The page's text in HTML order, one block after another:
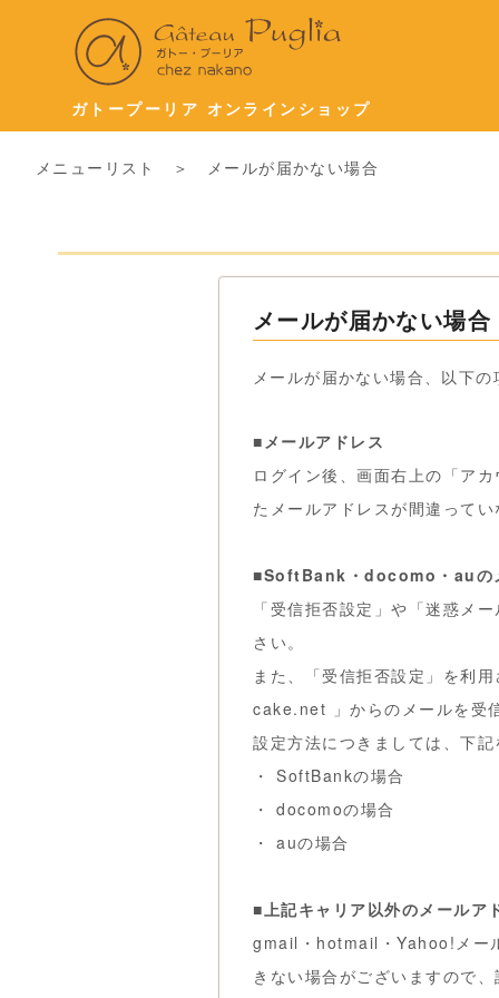
ガトープーリア オンラインショップ
メニューリスト ＞ メールが届かない場合
メールが届かない場合
メールが届かない場合、以下
■メールアドレス
ログイン後、画面右上の「ア
たメールアドレスが間違って
■SoftBank・docomo・auの
「受信拒否設定」や「迷惑メ
さい。
また、「受信拒否設定」を利
cake.net 」からのメールを受
設定方法につきましては、下
・ SoftBankの場合
・ docomoの場合
・ auの場合
■上記キャリア以外のメールア
gmail・hotmail・Yahoo!メー
きない場合がございますので